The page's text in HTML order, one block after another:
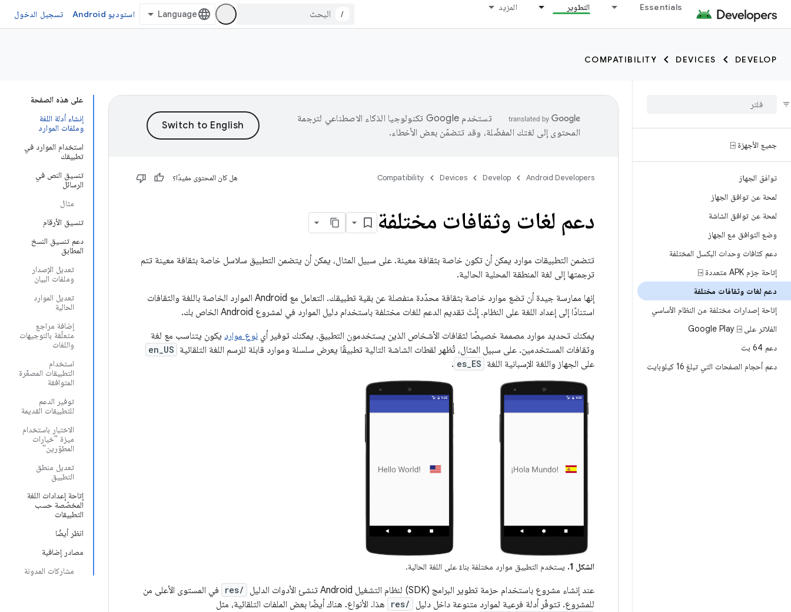
Essentials التطوير المزيد
/ استوديو Android تسجيل الدخول
DEVELOP
DEVICES
COMPATIBILITY
جميع الأجهزة ⍈
توافق الجهاز
لمحة عن توافق الجهاز
لمحة عن توافق الشاشة
وضع التوافق مع الجهاز
دعم كثافات وحدات البكسل المختلفة
إتاحة حِزم APK متعددة ⍈
دعم لغات وثقافات مختلفة
إتاحة إصدارات مختلفة من النظام الأساسي
الفلاتر على Google Play ⍈
دعم 64 بت
دعم أحجام الصفحات التي تبلغ 16 كيلوبايت
على هذه الصفحة
إنشاء أدلة اللغة
وملفات الموارد
استخدام الموارد في
تطبيقك
تنسيق النص في
الرسائل
مثال
تنسيق الأرقام
دعم تنسيق النسخ
المطابق
تعديل الإصدار
وملفات البيان
تعديل الموارد
الحالية
إضافة مراجع
متعلّقة بالتوجيهات
واللغات
استخدام
التطبيقات المصغّرة
المتوافقة
توفير الدعم
للتطبيقات القديمة
الاختبار باستخدام
ميزة "خيارات
المطوّرين"
تعديل منطق
التطبيق
إتاحة إعدادات اللغة
المخصّصة حسب
التطبيقات
انظر أيضًا
مصادر إضافية
مشاركات المدونة
تستخدم Google تكنولوجيا الذكاء الاصطناعي لترجمة
المحتوى إلى لغتك المفضّلة، وقد تتضمّن بعض الأخطاء.
Android Developers
Develop
Devices
Compatibility هل كان المحتوى مفيدًا؟
دعم لغات وثقافات مختلفة
تتضمن التطبيقات موارد يمكن أن تكون خاصة بثقافة معينة. على سبيل المثال، يمكن أن يتضمن التطبيق سلاسل خاصة بثقافة معينة تتم
ترجمتها إلى لغة المنطقة المحلية الحالية.
إنها ممارسة جيدة أن تضع موارد خاصة بثقافة محدّدة منفصلة عن بقية تطبيقك. التعامل مع Android الموارد الخاصة باللغة والثقافات
استنادًا إلى إعداد اللغة على النظام. إِنْتَ تقديم الدعم للغات مختلفة باستخدام دليل الموارد في لمشروع Android الخاص بك.
يمكنك تحديد موارد مصممة خصيصًا لثقافات الأشخاص الذين يستخدمون التطبيق. يمكنك توفير أي نوع موارد يكون يتناسب مع لغة
وثقافات المستخدمين. على سبيل المثال، تُظهر لقطات الشاشة التالية تطبيقًا يعرض سلسلة وموارد قابلة للرسم اللغة التلقائية en_US
على الجهاز واللغة الإسبانية اللغة es_ES
.
الشكل 1. يستخدم التطبيق موارد مختلفة بناءً على اللغة الحالية.
عند إنشاء مشروع باستخدام حزمة تطوير البرامج (SDK) لنظام التشغيل Android تنشئ الأدوات الدليل res/
في المستوى الأعلى من
للمشروع. تتوفّر أدلة فرعية لموارد متنوعة داخل دليل
res/ هذا. الأنواع. هناك أيضًا بعض الملفات التلقائية، مثل